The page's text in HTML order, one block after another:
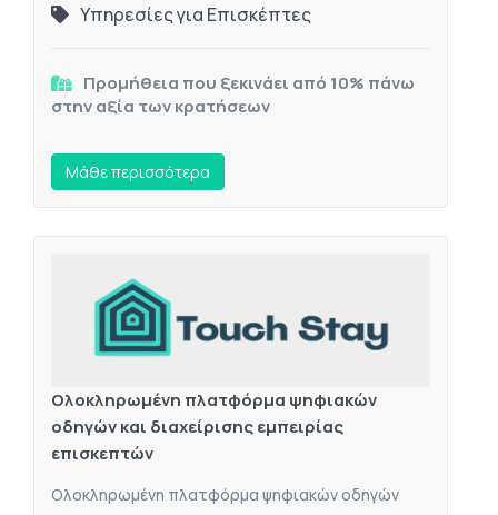
Υπηρεσίες για Επισκέπτες
Προμήθεια που ξεκινάει από 10% πάνω
στην αξία των κρατήσεων
Mάθε περισσότερα
Ολοκληρωμένη πλατφόρμα ψηφιακών
οδηγών και διαχείρισης εμπειρίας
επισκεπτών
Ολοκληρωμένη πλατφόρμα ψηφιακών οδηγών